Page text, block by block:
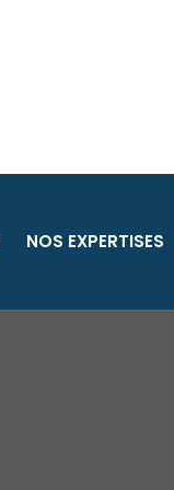
NOS EXPERTISES